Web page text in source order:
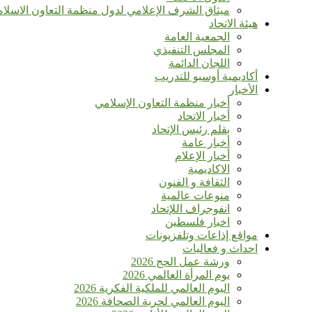
ميثاق الشرف الإعلامي لدول منظمة التعاون
هيئة الاتحاد
الجمعية العامة
المجلس التنفيذي
اللجان الدائمة
أكاديمية أوسبو للتدريب
الأخبار
أخبار منظمة التعاون الإسلامي
أخبار الاتحاد
بقلم رئيس الإتحاد
أخبار عامة
أخبار الإعلام
الاكاديمية
الثقافة و الفنون
منوعات عالمية
انفوجراف اللإتحاد
اخبار فلسطين
مواقع إذاعات وتلفزيونات
احداث و فعاليات
ورشة عمل الحج 2026
يوم المرأة العالمي 2026
اليوم العالمي للملكية الفكرية 2026
اليوم العالمي لحرية الصحافة 2026